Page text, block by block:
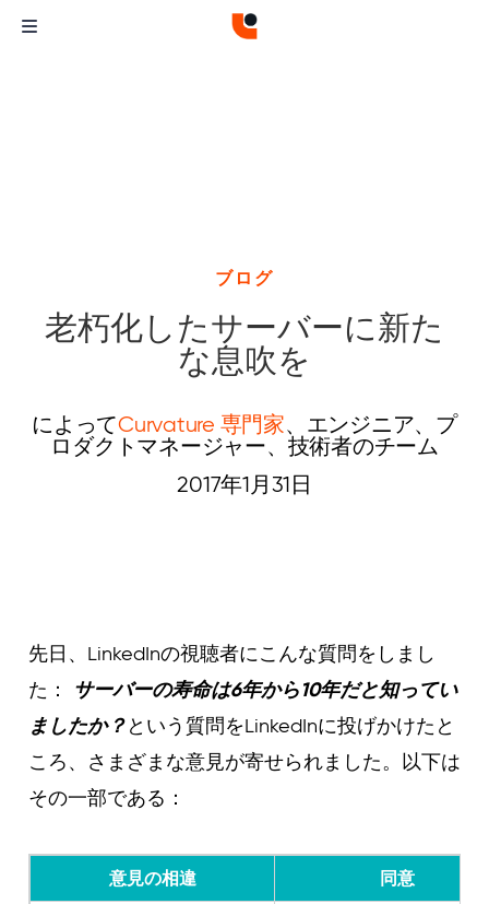
ブログ
老朽化したサーバーに新た
な息吹を
によってCurvature 専門家、エンジニア、プ
ロダクトマネージャー、技術者のチーム
2017年1月31日
先日、LinkedInの視聴者にこんな質問をしまし
た： サーバーの寿命は6年から10年だと知ってい
ましたか？という質問をLinkedInに投げかけたと
ころ、さまざまな意見が寄せられました。以下は
その一部である：
意見の相違 同意